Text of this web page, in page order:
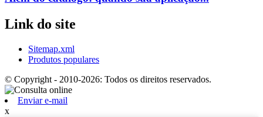
Link do site
Sitemap.xml
Produtos populares
© Copyright - 2010-2026: Todos os direitos reservados.
Enviar e-mail
x